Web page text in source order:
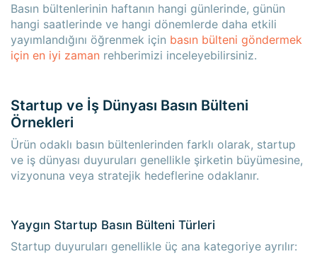
Basın bültenlerinin haftanın hangi günlerinde, günün
hangi saatlerinde ve hangi dönemlerde daha etkili
yayımlandığını öğrenmek için basın bülteni göndermek
için en iyi zaman rehberimizi inceleyebilirsiniz.
Startup ve İş Dünyası Basın Bülteni
Örnekleri
Ürün odaklı basın bültenlerinden farklı olarak, startup
ve iş dünyası duyuruları genellikle şirketin büyümesine,
vizyonuna veya stratejik hedeflerine odaklanır.
Yaygın Startup Basın Bülteni Türleri
Startup duyuruları genellikle üç ana kategoriye ayrılır: